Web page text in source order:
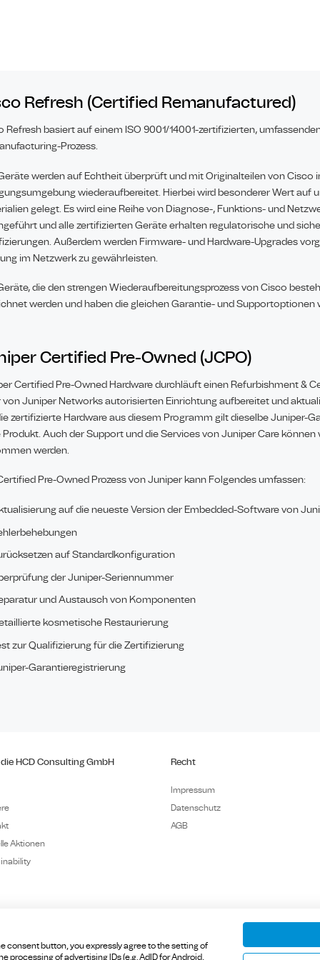
Refresh (Certified Remanufactured)
Refresh basiert auf einem ISO 9001/14001-zertifizierten,
Prozess.
werden auf Echtheit überprüft und mit Originalteilen von Cisco
wiederaufbereitet. Hierbei wird besonderer Wert auf
gelegt. Es wird eine Reihe von Diagnose-, Funktions- und
und alle zertifizierten Geräte erhalten regulatorische und
Außerdem werden Firmware- und Hardware-Upgrades
im Netzwerk zu gewährleisten.
die den strengen Wiederaufbereitungsprozess von Cisco
werden und haben die gleichen Garantie- und
Certified Pre-Owned (JCPO)
Certified Pre-Owned Hardware durchläuft einen Refurbishment &
von Juniper Networks autorisierten Einrichtung aufbereitet und
zertifizierte Hardware aus diesem Programm gilt dieselbe Juniper-
Produkt. Auch der Support und die Services von Juniper Care
werden.
Pre-Owned Prozess von Juniper kann Folgendes umfassen:
auf die neueste Version der Embedded-Software von
auf Standardkonfiguration
der Juniper-Seriennummer
und Austausch von Komponenten
kosmetische Restaurierung
zur Qualifizierung für die Zertifizierung
Garantieregistrierung
HCD Consulting GmbH
Aktionen
Recht
Impressum
Datenschutz
AGB
consent button, you expressly agree to the setting of
of advertising IDs (e.g. AdID for Android,